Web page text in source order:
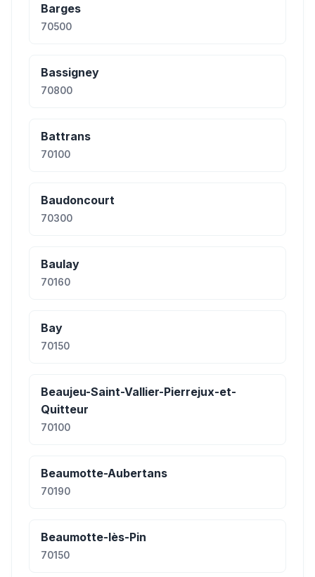
Barges
70500
Bassigney
70800
Battrans
70100
Baudoncourt
70300
Baulay
70160
Bay
70150
Beaujeu-Saint-Vallier-Pierrejux-et-
Quitteur
70100
Beaumotte-Aubertans
70190
Beaumotte-lès-Pin
70150